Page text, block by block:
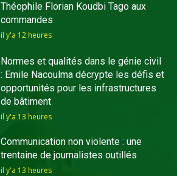
Théophile Florian Koudbi Tago aux
commandes
il y'a 12 heures
Normes et qualités dans le génie civil
: Emile Nacoulma décrypte les défis et
opportunités pour les infrastructures
de bâtiment
il y'a 13 heures
Communication non violente : une
trentaine de journalistes outillés
il y'a 13 heures